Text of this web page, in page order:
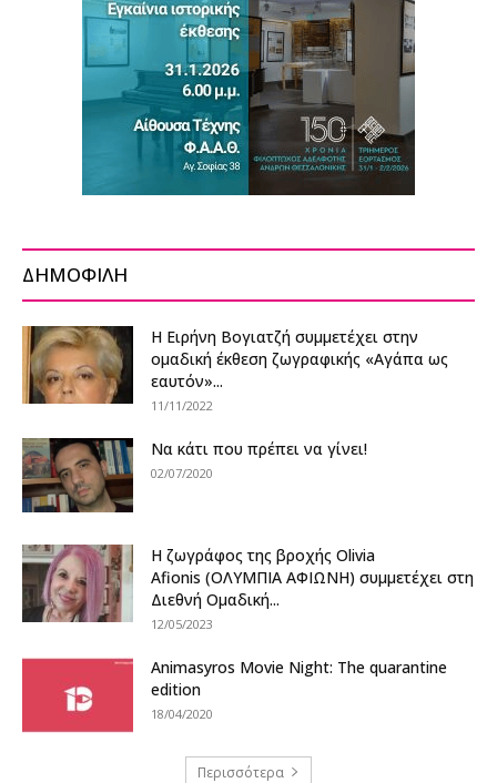
ΔΗΜΟΦΙΛΗ
Η Ειρήνη Βογιατζή συμμετέχει στην
ομαδική έκθεση ζωγραφικής «Αγάπα ως
εαυτόν»...
11/11/2022
Να κάτι που πρέπει να γίνει!
02/07/2020
Η ζωγράφος της βροχής Olivia
Afionis (ΟΛΥΜΠΙΑ ΑΦΙΩΝΗ) συμμετέχει στη
Διεθνή Ομαδική...
12/05/2023
Animasyros Movie Night: The quarantine
edition
18/04/2020
Περισσότερα